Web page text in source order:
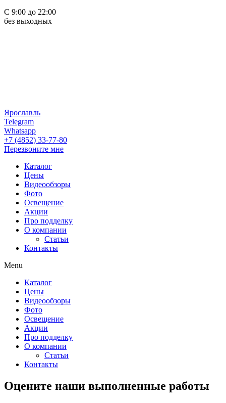
С 9:00 до 22:00
без выходных
Ярославль
Telegram
Whatsapp
+7 (4852) 33-77-80
Перезвоните мне
Каталог
Цены
Видеообзоры
Фото
Освещение
Акции
Про подделку
О компании
Статьи
Контакты
Menu
Каталог
Цены
Видеообзоры
Фото
Освещение
Акции
Про подделку
О компании
Статьи
Контакты
Оцените наши выполненные работы